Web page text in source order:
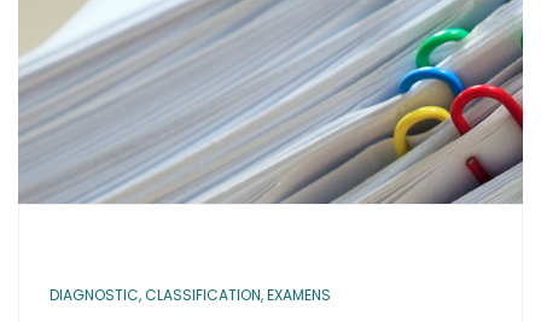
DIAGNOSTIC, CLASSIFICATION, EXAMENS